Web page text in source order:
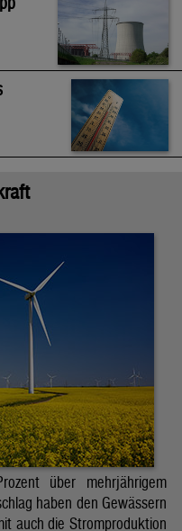
über mehrjährigem
haben den Gewässern
auch die Stromproduktion